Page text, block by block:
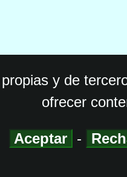
y de
ofrecer
Aceptar -